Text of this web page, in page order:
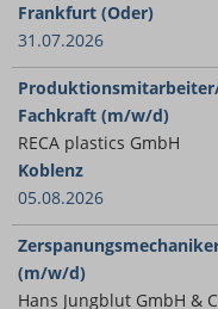
Frankfurt (Oder)
31.07.2026
Fachkraft (m/w/d)
RECA plastics GmbH
Koblenz
05.08.2026
(m/w/d)
Hans Jungblut GmbH &